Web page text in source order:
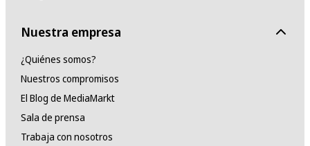
Nuestra empresa
¿Quiénes somos?
Nuestros compromisos
El Blog de MediaMarkt
Sala de prensa
Trabaja con nosotros